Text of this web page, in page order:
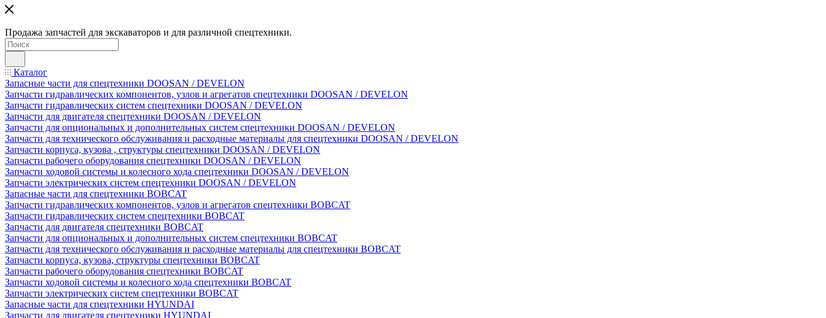
Продажа запчастей для экскаваторов и для различной спецтехники.
Каталог
Запасные части для спецтехники DOOSAN / DEVELON
Запчасти гидравлических компонентов, узлов и агрегатов спецтехники DOOSAN / DEVELON
Запчасти гидравлических систем спецтехники DOOSAN / DEVELON
Запчасти для двигателя спецтехники DOOSAN / DEVELON
Запчасти для опциональных и дополнительных систем спецтехники DOOSAN / DEVELON
Запчасти для технического обслуживания и расходные материалы для спецтехники DOOSAN / DEVELON
Запчасти корпуса, кузова , структуры спецтехники DOOSAN / DEVELON
Запчасти рабочего оборудования спецтехники DOOSAN / DEVELON
Запчасти ходовой системы и колесного хода спецтехники DOOSAN / DEVELON
Запчасти электрических систем спецтехники DOOSAN / DEVELON
Запасные части для спецтехники BOBCAT
Запчасти гидравлических компонентов, узлов и агрегатов спецтехники BOBCAT
Запчасти гидравлических систем спецтехники BOBCAT
Запчасти для двигателя спецтехники BOBCAT
Запчасти для опциональных и дополнительных систем спецтехники BOBCAT
Запчасти для технического обслуживания и расходные материалы для спецтехники BOBCAT
Запчасти корпуса, кузова, структуры спецтехники BOBCAT
Запчасти рабочего оборудования спецтехники BOBCAT
Запчасти ходовой системы и колесного хода спецтехники BOBCAT
Запчасти электрических систем спецтехники BOBCAT
Запасные части для спецтехники HYUNDAI
Запчасти для двигателя спецтехники HYUNDAI